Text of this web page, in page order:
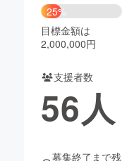
CAMPFIRE Creation
ya コミュニティ
25%
目標金額は
2,000,000円
支援者数
56人
募集終了まで残